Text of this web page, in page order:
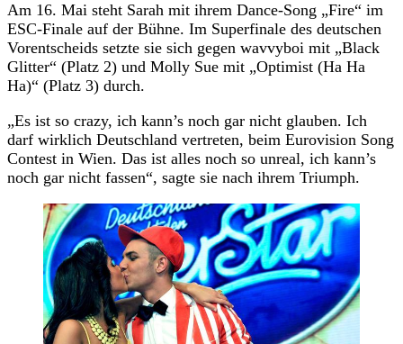
Am 16. Mai steht Sarah mit ihrem Dance-Song „Fire“ im
ESC-Finale auf der Bühne. Im Superfinale des deutschen
Vorentscheids setzte sie sich gegen wavvyboi mit „Black
Glitter“ (Platz 2) und Molly Sue mit „Optimist (Ha Ha
Ha)“ (Platz 3) durch.
„Es ist so crazy, ich kann’s noch gar nicht glauben. Ich
darf wirklich Deutschland vertreten, beim Eurovision Song
Contest in Wien. Das ist alles noch so unreal, ich kann’s
noch gar nicht fassen“, sagte sie nach ihrem Triumph.